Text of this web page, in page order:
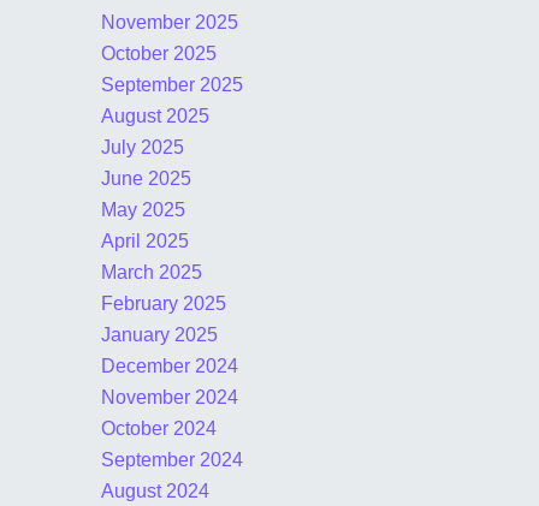
November 2025
October 2025
September 2025
August 2025
July 2025
June 2025
May 2025
April 2025
March 2025
February 2025
January 2025
December 2024
November 2024
October 2024
September 2024
August 2024